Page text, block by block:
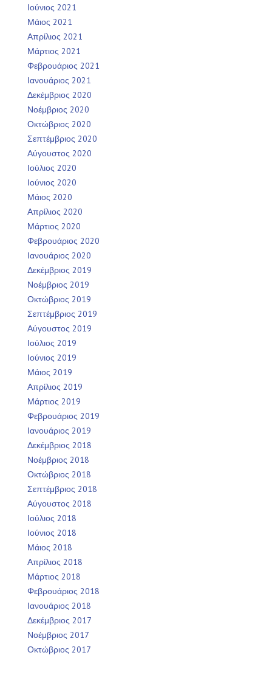
Ιούνιος 2021
Μάιος 2021
Απρίλιος 2021
Μάρτιος 2021
Φεβρουάριος 2021
Ιανουάριος 2021
Δεκέμβριος 2020
Νοέμβριος 2020
Οκτώβριος 2020
Σεπτέμβριος 2020
Αύγουστος 2020
Ιούλιος 2020
Ιούνιος 2020
Μάιος 2020
Απρίλιος 2020
Μάρτιος 2020
Φεβρουάριος 2020
Ιανουάριος 2020
Δεκέμβριος 2019
Νοέμβριος 2019
Οκτώβριος 2019
Σεπτέμβριος 2019
Αύγουστος 2019
Ιούλιος 2019
Ιούνιος 2019
Μάιος 2019
Απρίλιος 2019
Μάρτιος 2019
Φεβρουάριος 2019
Ιανουάριος 2019
Δεκέμβριος 2018
Νοέμβριος 2018
Οκτώβριος 2018
Σεπτέμβριος 2018
Αύγουστος 2018
Ιούλιος 2018
Ιούνιος 2018
Μάιος 2018
Απρίλιος 2018
Μάρτιος 2018
Φεβρουάριος 2018
Ιανουάριος 2018
Δεκέμβριος 2017
Νοέμβριος 2017
Οκτώβριος 2017